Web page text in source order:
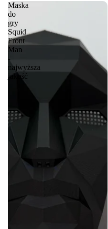
Maska
do
gry
Squid
Front
Man
-
najwyższa
jakość